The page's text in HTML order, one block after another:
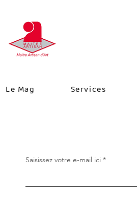
Le Mag Services
Saisissez votre e-mail ici